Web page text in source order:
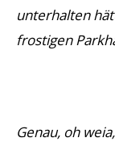
unterhalten
frostigen
Genau, oh